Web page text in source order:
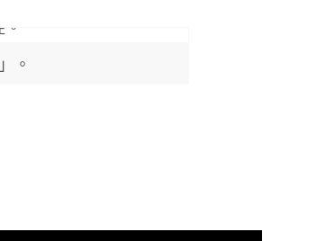
。